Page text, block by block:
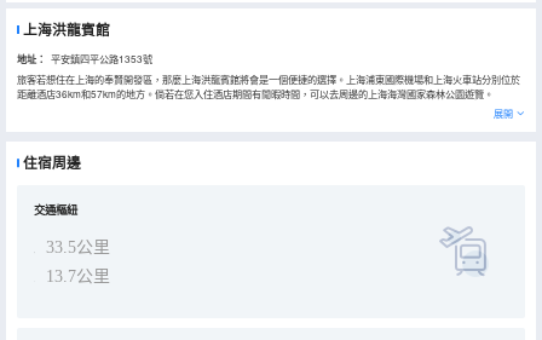
上海洪龍賓館
地址：
平安鎮四平公路1353號
旅客若想住在上海的奉賢開發區，那麼上海洪龍賓館將會是一個便捷的選擇。上海浦東國際機場和上海火車站分別位於
距離酒店36km和57km的地方。倘若在您入住酒店期間有閒暇時間，可以去周邊的上海海灣國家森林公園遊覽。
展開
住宿周邊
交通樞紐
33.5公里
13.7公里